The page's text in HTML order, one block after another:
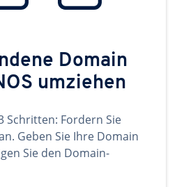
Domain
umziehen
Schritten: Fordern Sie
Geben Sie Ihre Domain
Sie den Domain-